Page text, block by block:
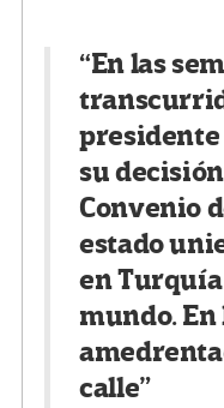
“En las
su
Convenio
estado
en
mundo.
calle”